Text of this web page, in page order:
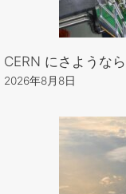
CERN にさような
2026年8月8日